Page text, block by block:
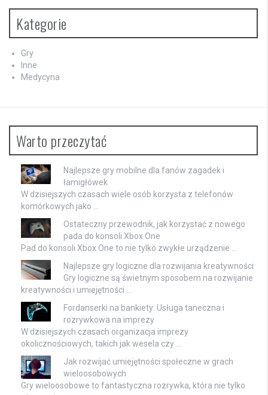
Kategorie
Gry
Inne
Medycyna
Warto przeczytać
Najlepsze gry mobilne dla fanów zagadek i
łamigłówek
W dzisiejszych czasach wiele osób korzysta z telefonów
komórkowych jako …
Ostateczny przewodnik, jak korzystać z nowego
pada do konsoli Xbox One
Pad do konsoli Xbox One to nie tylko zwykłe urządzenie …
Najlepsze gry logiczne dla rozwijania kreatywności
Gry logiczne są świetnym sposobem na rozwijanie
kreatywności i umiejętności …
Fordanserki na bankiety: Usługa taneczna i
rozrywkowa na imprezy
W dzisiejszych czasach organizacja imprezy
okolicznościowych, takich jak wesela czy …
Jak rozwijać umiejętności społeczne w grach
wieloosobowych
Gry wieloosobowe to fantastyczna rozrywka, która nie tylko